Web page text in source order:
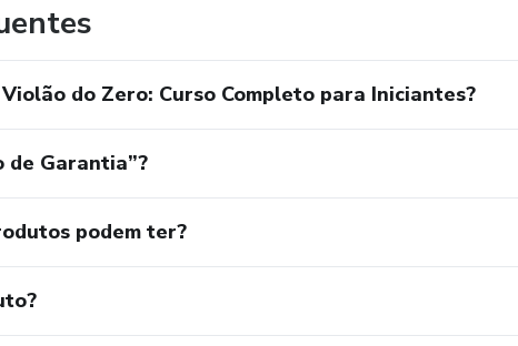
do Zero: Curso Completo para Iniciantes?
de Garantia”?
podem ter?